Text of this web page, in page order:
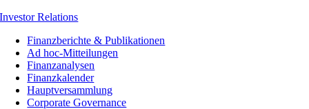
Investor Relations
Finanzberichte & Publikationen
Ad hoc-Mitteilungen
Finanzanalysen
Finanzkalender
Hauptversammlung
Corporate Governance